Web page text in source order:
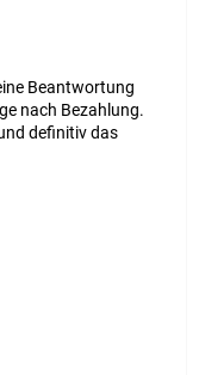
von 5 Sternen.
Beantwortung
nach Bezahlung.
definitiv das
von 5 Sternen.
von 5 Sternen.